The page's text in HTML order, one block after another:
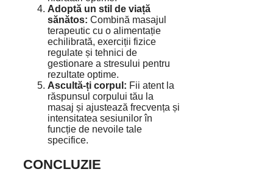
Adoptă un stil de viață
sănătos: Combină masajul
terapeutic cu o alimentație
echilibrată, exerciții fizice
regulate și tehnici de
gestionare a stresului pentru
rezultate optime.
Ascultă-ți corpul: Fii atent la
răspunsul corpului tău la
masaj și ajustează frecvența și
intensitatea sesiunilor în
funcție de nevoile tale
specifice.
CONCLUZIE